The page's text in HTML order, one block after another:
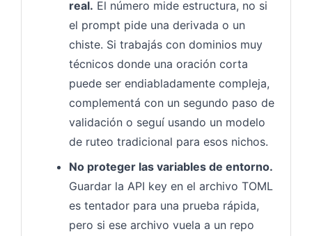
real. El número mide estructura, no si
el prompt pide una derivada o un
chiste. Si trabajás con dominios muy
técnicos donde una oración corta
puede ser endiabladamente compleja,
complementá con un segundo paso de
validación o seguí usando un modelo
de ruteo tradicional para esos nichos.
No proteger las variables de entorno.
Guardar la API key en el archivo TOML
es tentador para una prueba rápida,
pero si ese archivo vuela a un repo